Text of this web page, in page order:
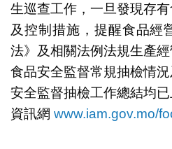
生巡查工作，一旦發現存
及控制措施，提醒食品經
法》及相關法例法規生產
食品安全監督常規抽檢情
安全監督抽檢工作總結均
資訊網 www.iam.gov.mo/